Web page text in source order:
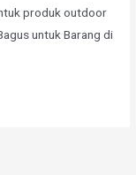
produk outdoor
untuk Barang di